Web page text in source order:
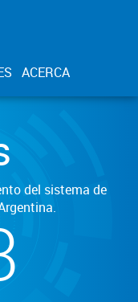
ACERCA
del sistema de